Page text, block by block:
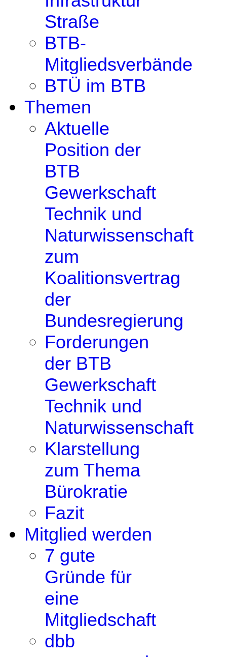
Straße
BTB-
Mitgliedsverbände
BTÜ im BTB
Themen
Aktuelle
Position der
BTB
Gewerkschaft
Technik und
Naturwissenschaft
zum
Koalitionsvertrag
der
Bundesregierung
Forderungen
der BTB
Gewerkschaft
Technik und
Naturwissenschaft
Klarstellung
zum Thema
Bürokratie
Fazit
Mitglied werden
7 gute
Gründe für
eine
Mitgliedschaft
dbb